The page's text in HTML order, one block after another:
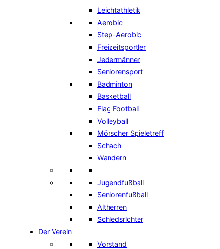
Leichtathletik
Aerobic
Step-Aerobic
Freizeitsportler
Jedermänner
Seniorensport
Badminton
Basketball
Flag Football
Volleyball
Mörscher Spieletreff
Schach
Wandern
Jugendfußball
Seniorenfußball
Altherren
Schiedsrichter
Der Verein
Vorstand